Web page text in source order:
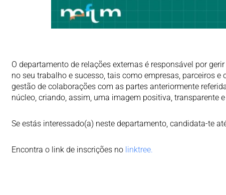
O departamento de relações externas é responsável por
no seu trabalho e sucesso, tais como empresas, parceiros
gestão de colaborações com as partes anteriormente
núcleo, criando, assim, uma imagem positiva, transparente
Se estás interessado(a) neste departamento, candidata-te
Encontra o link de inscrições no linktree.